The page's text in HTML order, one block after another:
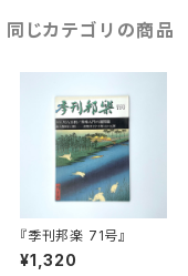
同じカテゴリの商品
『季刊邦楽 71号』
¥1,320